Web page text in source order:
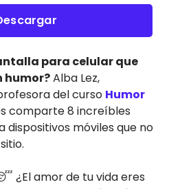
para celular que
humor?Alba Lez,
del curso Humor
comparte 8 increíbles
móviles que no
¿El amor de tu vida eres